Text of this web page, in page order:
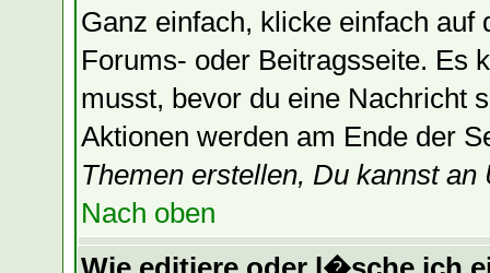
Ganz einfach, klicke einfach auf
Forums- oder Beitragsseite. Es
musst, bevor du eine Nachricht
Aktionen werden am Ende der
Themen erstellen, Du kannst
Nach oben